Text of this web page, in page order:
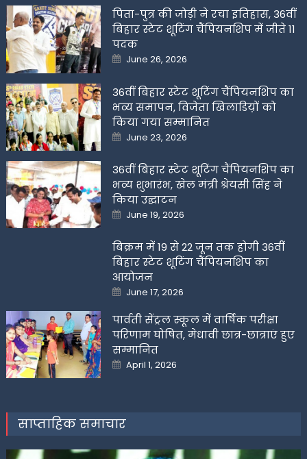
पिता-पुत्र की जोड़ी ने रचा इतिहास, 36वीं
बिहार स्टेट शूटिंग चैंपियनशिप में जीते 11
पदक
Posted
on
June 26, 2026
36वीं बिहार स्टेट शूटिंग चैंपियनशिप का
भव्य समापन, विजेता खिलाडिय़ों को
किया गया सम्मानित
Posted
on
June 23, 2026
36वीं बिहार स्टेट शूटिंग चैंपियनशिप का
भव्य शुभारंभ, खेल मंत्री श्रेयसी सिंह ने
किया उद्घाटन
Posted
on
June 19, 2026
बिक्रम में 19 से 22 जून तक होगी 36वीं
बिहार स्टेट शूटिंग चैंपियनशिप का
आयोजन
Posted
on
June 17, 2026
पार्वती सेंट्रल स्कूल में वार्षिक परीक्षा
परिणाम घोषित, मेधावी छात्र-छात्राएं हुए
सम्मानित
Posted
on
April 1, 2026
साप्ताहिक समाचार